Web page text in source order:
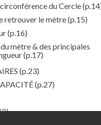
du Cercle
retrouver le mètre(p.15)
(p.16)
mètre & des principales
(p.17)
(p.23)
(p.27)